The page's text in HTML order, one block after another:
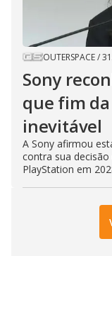
OUTERSPACE/
Sony
que fim
inevitável
A Sony afirmou
contra sua
PlayStation em